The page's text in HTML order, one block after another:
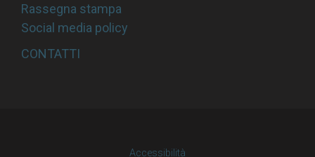
Rassegna stampa
Social media policy
CONTATTI
Accessibilità